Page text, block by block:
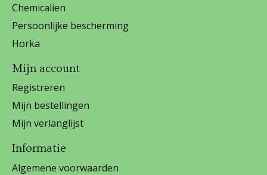
Chemicalien
Persoonlijke bescherming
Horka
Mijn account
Registreren
Mijn bestellingen
Mijn verlanglijst
Informatie
Algemene voorwaarden